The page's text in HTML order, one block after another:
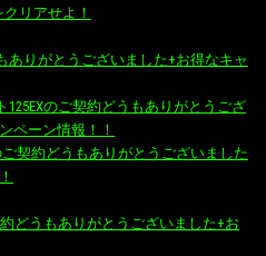
リアせよ！
ありがとうございました+お得なキャ
のご契約どうもありがとうござ
ペーン情報！！
契約どうもありがとうございました
どうもありがとうございました+お